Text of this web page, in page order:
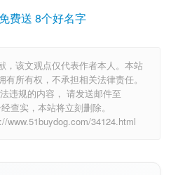
费送 8个好名字
，该文观点仅代表作者本人。本站
所有权，不承担相关法律责任。
违规的内容， 请发送邮件至
查实，本站将立刻删除。
www.51buydog.com/34124.html